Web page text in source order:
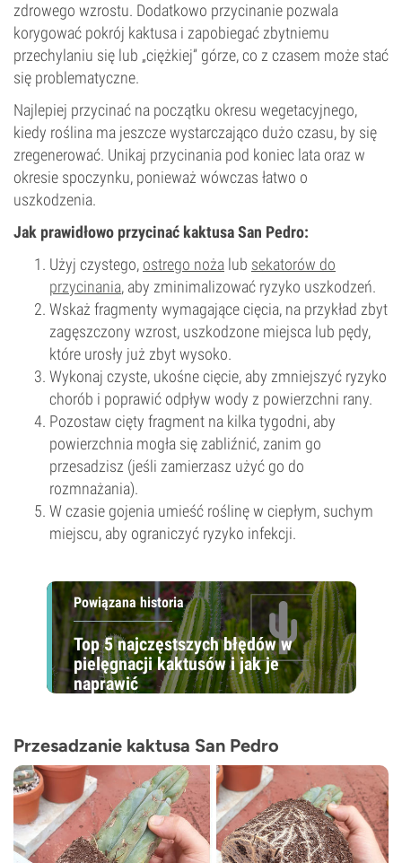
zdrowego wzrostu. Dodatkowo przycinanie pozwala
korygować pokrój kaktusa i zapobiegać zbytniemu
przechylaniu się lub „ciężkiej” górze, co z czasem może stać
się problematyczne.
Najlepiej przycinać na początku okresu wegetacyjnego,
kiedy roślina ma jeszcze wystarczająco dużo czasu, by się
zregenerować. Unikaj przycinania pod koniec lata oraz w
okresie spoczynku, ponieważ wówczas łatwo o
uszkodzenia.
Jak prawidłowo przycinać kaktusa San Pedro:
Użyj czystego, ostrego noża lub sekatorów do
przycinania, aby zminimalizować ryzyko uszkodzeń.
Wskaż fragmenty wymagające cięcia, na przykład zbyt
zagęszczony wzrost, uszkodzone miejsca lub pędy,
które urosły już zbyt wysoko.
Wykonaj czyste, ukośne cięcie, aby zmniejszyć ryzyko
chorób i poprawić odpływ wody z powierzchni rany.
Pozostaw cięty fragment na kilka tygodni, aby
powierzchnia mogła się zabliźnić, zanim go
przesadzisz (jeśli zamierzasz użyć go do
rozmnażania).
W czasie gojenia umieść roślinę w ciepłym, suchym
miejscu, aby ograniczyć ryzyko infekcji.
Powiązana historia
Top 5 najczęstszych błędów w
pielęgnacji kaktusów i jak je
naprawić
Przesadzanie kaktusa San Pedro